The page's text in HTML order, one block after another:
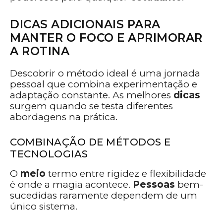
DICAS ADICIONAIS PARA
MANTER O FOCO E APRIMORAR
A ROTINA
Descobrir o método ideal é uma jornada
pessoal que combina experimentação e
adaptação constante. As melhores dicas
surgem quando se testa diferentes
abordagens na prática.
COMBINAÇÃO DE MÉTODOS E
TECNOLOGIAS
O meio termo entre rigidez e flexibilidade
é onde a magia acontece. Pessoas bem-
sucedidas raramente dependem de um
único sistema.